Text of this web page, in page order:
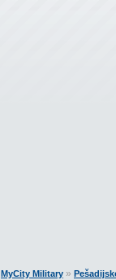
MyCity Military »